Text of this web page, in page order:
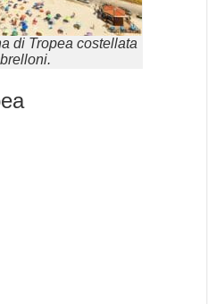
di Tropea costellata